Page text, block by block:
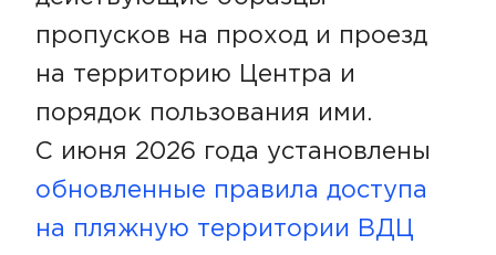
пропусков на проход и проезд
на территорию Центра и
порядок пользования ими.
С июня 2026 года установлены
обновленные правила доступа
на пляжную территории ВДЦ